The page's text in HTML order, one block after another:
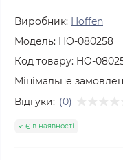
Виробник: Hoffen
Модель: HO-080258
Код товару: HO-
Мінімальне
Відгуки: (0)
Є в наявності